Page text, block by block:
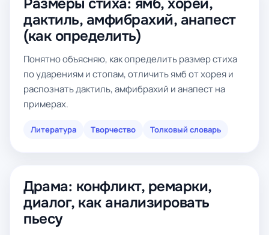
Размеры стиха: ямб, хорей,
дактиль, амфибрахий, анапест
(как определить)
Понятно объясняю, как определить размер стиха
по ударениям и стопам, отличить ямб от хорея и
распознать дактиль, амфибрахий и анапест на
примерах.
Литература Творчество Толковый словарь
Драма: конфликт, ремарки,
диалог, как анализировать
пьесу